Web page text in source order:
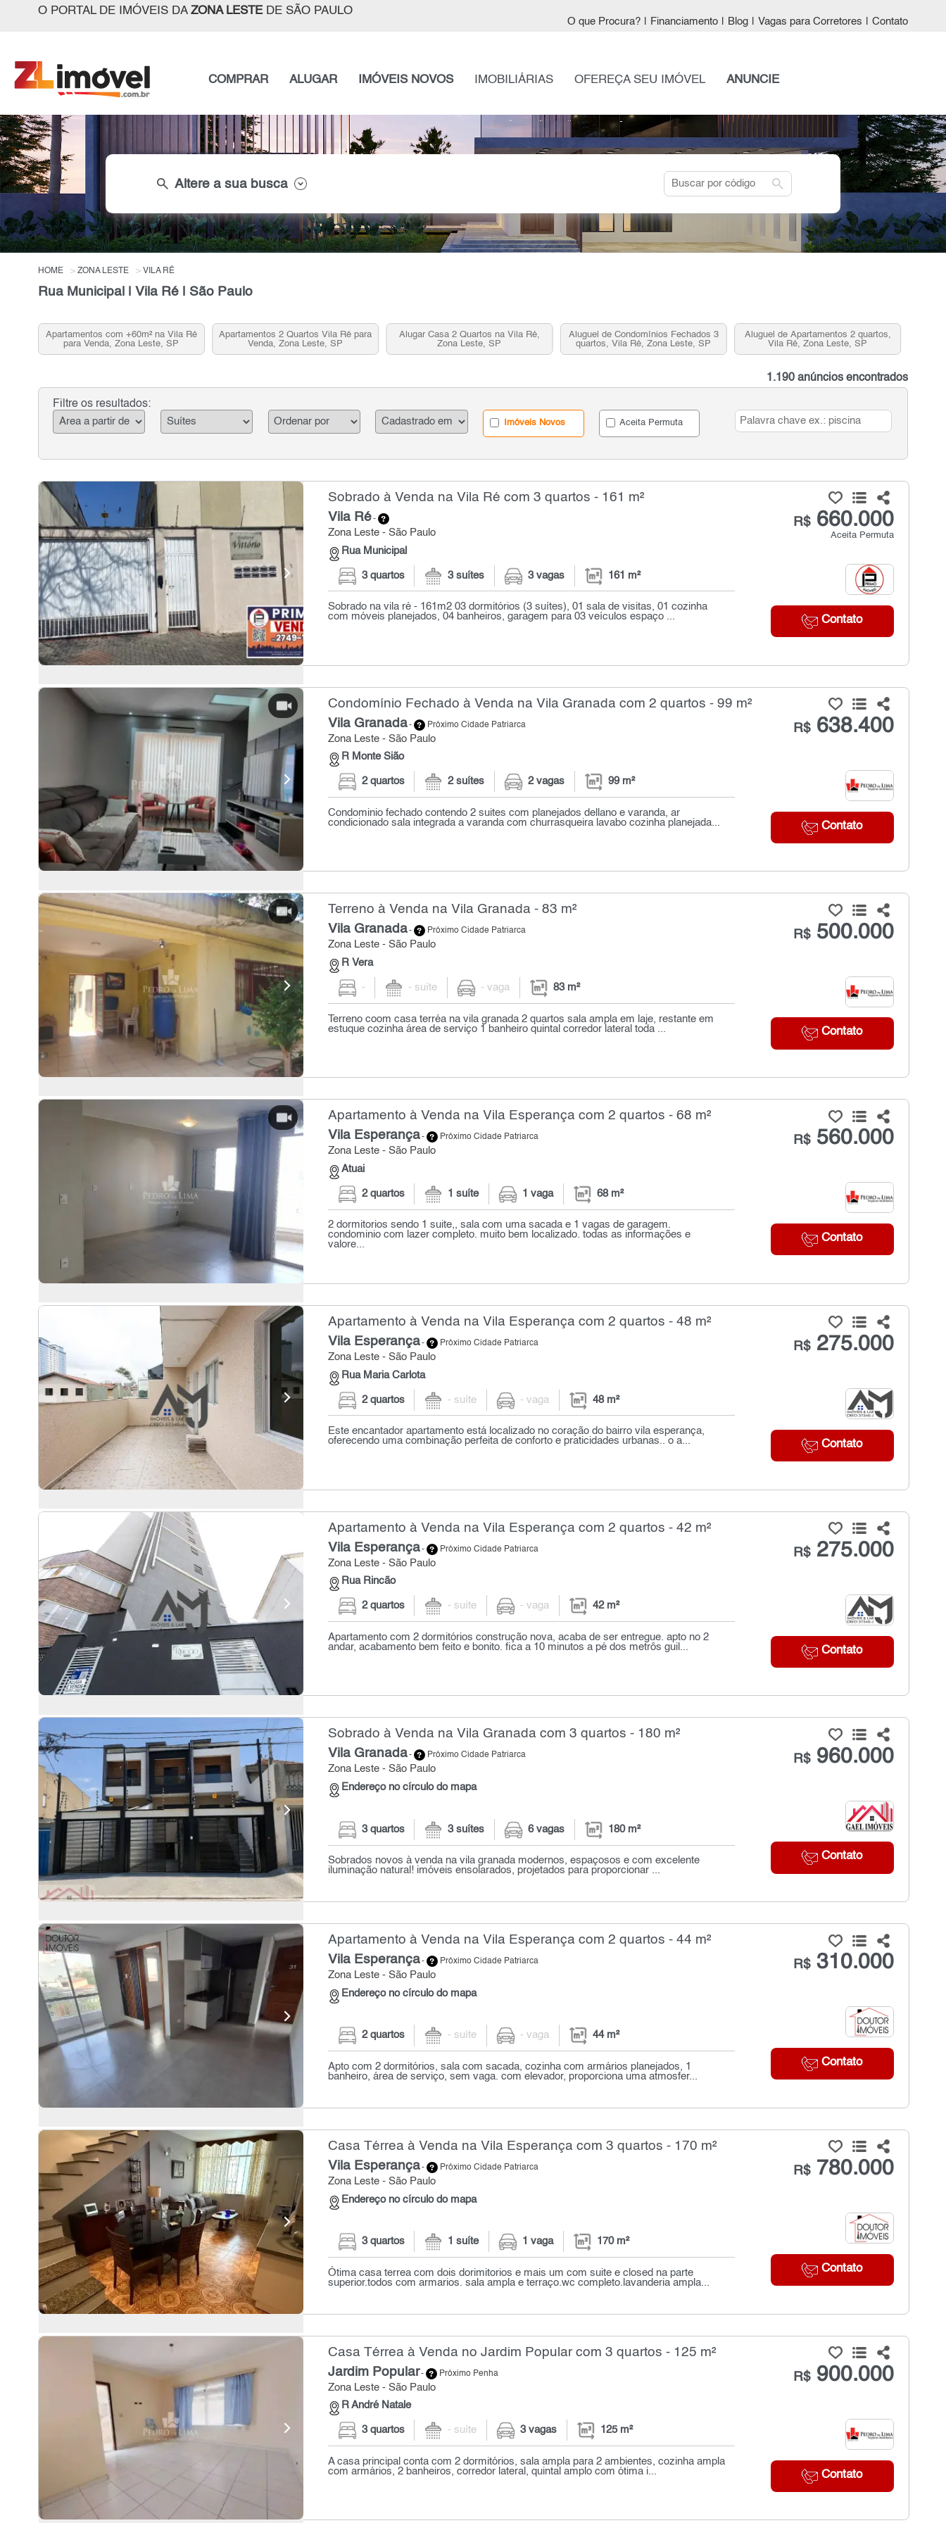
O PORTAL DE IMÓVEIS DA ZONA LESTEDE SÃO PAULO
O que Procura? Financiamento Blog Vagas para Corretores Contato
COMPRAR ALUGAR IMÓVEIS NOVOS IMOBILIÁRIAS OFEREÇA SEU IMÓVEL ANUNCIE
search Altere a sua busca search
HOME ZONA LESTE VILA RÉ
Rua Municipal | Vila Ré | São Paulo
Apartamentos com +60m² na Vila Ré
para Venda, Zona Leste, SP
Apartamentos 2 Quartos Vila Ré para
Venda, Zona Leste, SP
Alugar Casa 2 Quartos na Vila Ré,
Zona Leste, SP
Aluguel de Condomínios Fechados 3
quartos, Vila Ré, Zona Leste, SP
Aluguel de Apartamentos 2 quartos,
Vila Ré, Zona Leste, SP
1.190 anúncios encontrados
Filtre os resultados:
Imóveis Novos Aceita Permuta
Sobrado à Venda na Vila Ré com 3 quartos - 161 m²
Vila Ré-
Zona Leste - São Paulo
Rua Municipal
R$660.000
Aceita Permuta
Contato
3 quartos 3 suítes 3 vagas 161 m²
Sobrado na vila ré - 161m2 03 dormitórios (3 suítes), 01 sala de visitas, 01 cozinha
com móveis planejados, 04 banheiros, garagem para 03 veículos espaço ...
Condomínio Fechado à Venda na Vila Granada com 2 quartos - 99 m²
Vila Granada- Próximo Cidade Patriarca
Zona Leste - São Paulo
R Monte Sião
R$638.400
Contato
2 quartos 2 suítes 2 vagas 99 m²
Condominio fechado contendo 2 suites com planejados dellano e varanda, ar
condicionado sala integrada a varanda com churrasqueira lavabo cozinha planejada...
Terreno à Venda na Vila Granada - 83 m²
Vila Granada- Próximo Cidade Patriarca
Zona Leste - São Paulo
R Vera
R$500.000
Contato
- - suíte - vaga 83 m²
Terreno coom casa terréa na vila granada 2 quartos sala ampla em laje, restante em
estuque cozinha área de serviço 1 banheiro quintal corredor lateral toda ...
Apartamento à Venda na Vila Esperança com 2 quartos - 68 m²
Vila Esperança- Próximo Cidade Patriarca
Zona Leste - São Paulo
Atuai
R$560.000
Contato
2 quartos 1 suíte 1 vaga 68 m²
2 dormitorios sendo 1 suite,, sala com uma sacada e 1 vagas de garagem.
condominio com lazer completo. muito bem localizado. todas as informações e
valore...
Apartamento à Venda na Vila Esperança com 2 quartos - 48 m²
Vila Esperança- Próximo Cidade Patriarca
Zona Leste - São Paulo
Rua Maria Carlota
R$275.000
Contato
2 quartos - suíte - vaga 48 m²
Este encantador apartamento está localizado no coração do bairro vila esperança,
oferecendo uma combinação perfeita de conforto e praticidades urbanas.. o a...
Apartamento à Venda na Vila Esperança com 2 quartos - 42 m²
Vila Esperança- Próximo Cidade Patriarca
Zona Leste - São Paulo
Rua Rincão
R$275.000
Contato
2 quartos - suíte - vaga 42 m²
Apartamento com 2 dormitórios construção nova, acaba de ser entregue. apto no 2
andar, acabamento bem feito e bonito. fica a 10 minutos a pé dos metrôs guil...
Sobrado à Venda na Vila Granada com 3 quartos - 180 m²
Vila Granada- Próximo Cidade Patriarca
Zona Leste - São Paulo
Endereço no círculo do mapa
R$960.000
Contato
3 quartos 3 suítes 6 vagas 180 m²
Sobrados novos à venda na vila granada modernos, espaçosos e com excelente
iluminação natural! imóveis ensolarados, projetados para proporcionar ...
Apartamento à Venda na Vila Esperança com 2 quartos - 44 m²
Vila Esperança- Próximo Cidade Patriarca
Zona Leste - São Paulo
Endereço no círculo do mapa
R$310.000
Contato
2 quartos - suíte - vaga 44 m²
Apto com 2 dormitórios, sala com sacada, cozinha com armários planejados, 1
banheiro, área de serviço, sem vaga. com elevador, proporciona uma atmosfer...
Casa Térrea à Venda na Vila Esperança com 3 quartos - 170 m²
Vila Esperança- Próximo Cidade Patriarca
Zona Leste - São Paulo
Endereço no círculo do mapa
R$780.000
Contato
3 quartos 1 suíte 1 vaga 170 m²
Ótima casa terrea com dois dorimitorios e mais um com suite e closed na parte
superior.todos com armarios. sala ampla e terraço.wc completo.lavanderia ampla...
Casa Térrea à Venda no Jardim Popular com 3 quartos - 125 m²
Jardim Popular- Próximo Penha
Zona Leste - São Paulo
R André Natale
R$900.000
Contato
3 quartos - suíte 3 vagas 125 m²
A casa principal conta com 2 dormitórios, sala ampla para 2 ambientes, cozinha ampla
com armários, 2 banheiros, corredor lateral, quintal amplo com ótima i...